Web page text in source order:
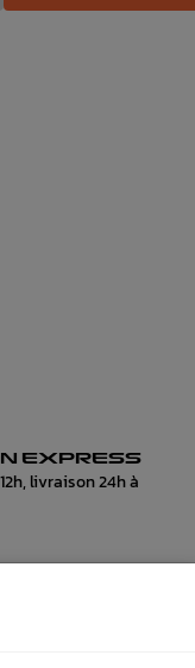
EXPRESS
livraison 24h à